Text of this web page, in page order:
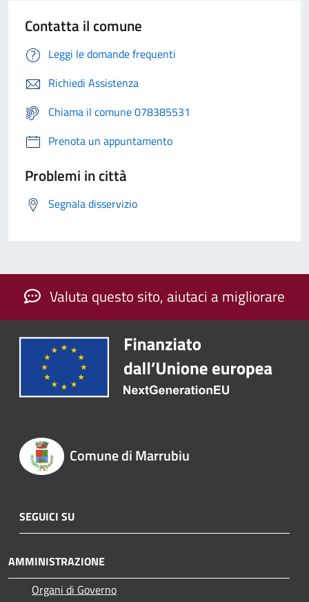
Contatta il comune
Leggi le domande frequenti
Richiedi Assistenza
Chiama il comune 078385531
Prenota un appuntamento
Problemi in città
Segnala disservizio
Valuta questo sito, aiutaci a migliorare
Comune di Marrubiu
SEGUICI SU
AMMINISTRAZIONE
Organi di Governo